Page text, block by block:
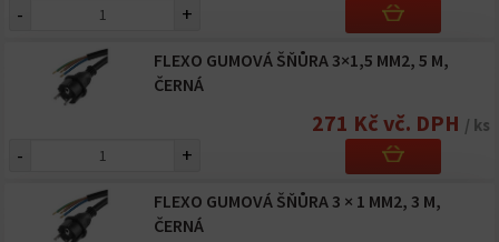
- +
FLEXO GUMOVÁ ŠŇŮRA 3×1,5 MM2, 5 M,
ČERNÁ
271 Kč vč. DPH / ks
- +
FLEXO GUMOVÁ ŠŇŮRA 3 × 1 MM2, 3 M,
ČERNÁ